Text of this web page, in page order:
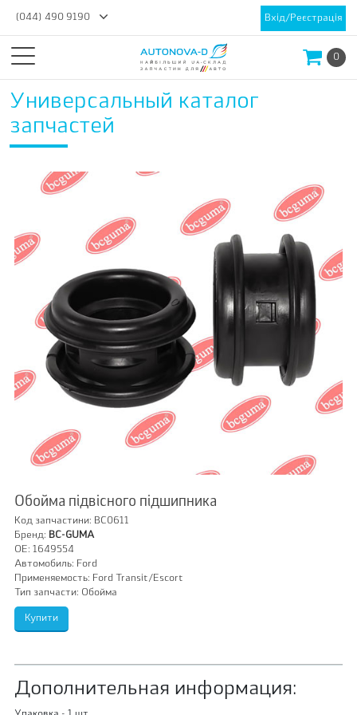
(044) 490 9190 Вхід/Реєстрація
0
Универсальный каталог
запчастей
Обойма підвісного підшипника
Код запчастини: BC0611
Бренд: BC-GUMA
OE: 1649554
Автомобиль: Ford
Применяемость: Ford Transit/Escort
Тип запчасти: Обойма
Дополнительная информация: